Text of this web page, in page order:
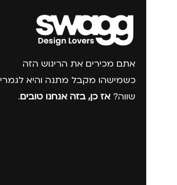
אתם מכירים את הריגוש הזה
כשמישהו מקבל מתנה והיא לגמרי
שווה? אז כן, בזה אנחנו טובים.